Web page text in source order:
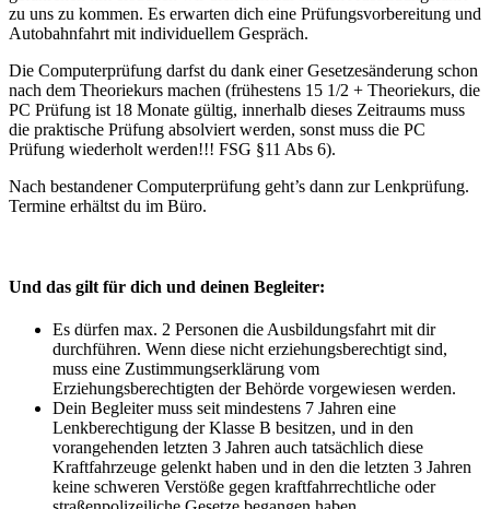
zu uns zu kommen. Es erwarten dich eine Prüfungsvorbereitung und
Autobahnfahrt mit individuellem Gespräch.
Die Computerprüfung darfst du dank einer Gesetzesänderung schon
nach dem Theoriekurs machen (frühestens 15 1/2 + Theoriekurs, die
PC Prüfung ist 18 Monate gültig, innerhalb dieses Zeitraums muss
die praktische Prüfung absolviert werden, sonst muss die PC
Prüfung wiederholt werden!!! FSG §11 Abs 6).
Nach bestandener Computerprüfung geht’s dann zur Lenkprüfung.
Termine erhältst du im Büro.
Und das gilt für dich und deinen Begleiter:
Es dürfen max. 2 Personen die Ausbildungsfahrt mit dir
durchführen. Wenn diese nicht erziehungsberechtigt sind,
muss eine Zustimmungserklärung vom
Erziehungsberechtigten der Behörde vorgewiesen werden.
Dein Begleiter muss seit mindestens 7 Jahren eine
Lenkberechtigung der Klasse B besitzen, und in den
vorangehenden letzten 3 Jahren auch tatsächlich diese
Kraftfahrzeuge gelenkt haben und in den die letzten 3 Jahren
keine schweren Verstöße gegen kraftfahrrechtliche oder